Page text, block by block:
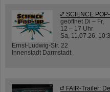
SCIENCE
geöffnet Di – Fr,
12 – 17 Uhr
Sa, 11.07.26,
Ernst-Ludwig-Str. 22
Innenstadt Darmstadt
FAIR-Trailer: